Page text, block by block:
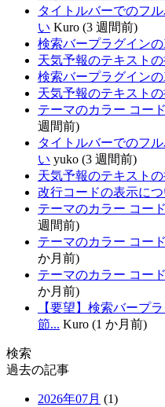
タイトルバーでのフ
い Kuro (3 週間前)
検索バープラグイン
天気予報のテキスト
検索バープラグイン
天気予報のテキスト
テーマのカラー コー
週間前)
タイトルバーでのフ
い yuko (3 週間前)
天気予報のテキスト
改行コードの表示に
テーマのカラー コー
週間前)
テーマのカラー コー
か月前)
テーマのカラー コー
か月前)
【要望】検索バープ
節... Kuro (1 か月前)
検索
過去の記事
2026年07月 (1)